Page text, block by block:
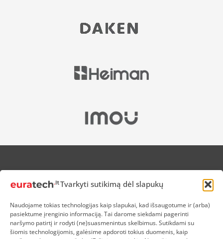
Tvarkyti sutikimą dėl slapukų
Naudojame tokias technologijas kaip slapukai, kad išsaugotume ir (arba)
pasiektume įrenginio informaciją. Tai darome siekdami pagerinti
naršymo patirtį ir rodyti (ne)suasmenintus skelbimus. Sutikdami su
šiomis technologijomis, galėsime apdoroti tokius duomenis, kaip
APIE MUS
NUOLAIDOS HEROJAMS
PREKIŲ IR PINIGŲ GRĄŽINIMAS
ATSISKAITYMAS
D.U.K